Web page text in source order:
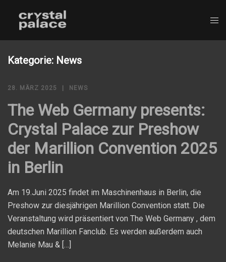
Inhalt
springen
Kategorie: News
28. MÄRZ 2025 NEWS
The Web Germany presents:
Crystal Palace zur Preshow
der Marillion Convention 2025
in Berlin
Am 19.Juni 2025 findet im Maschinenhaus in Berlin, die
Preshow zur diesjährigen Marillion Convention statt. Die
Veranstaltung wird präsentiert von The Web Germany , dem
deutschen Marillion Fanclub. Es werden außerdem auch
Melanie Mau & […]